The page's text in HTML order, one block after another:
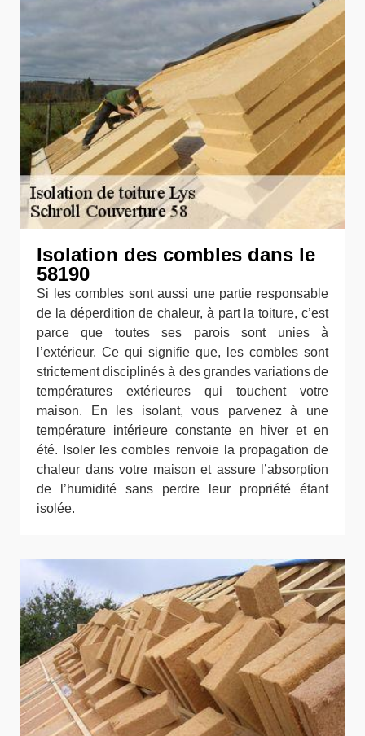
Isolation des combles dans le
58190
Si les combles sont aussi une partie responsable
de la déperdition de chaleur, à part la toiture, c’est
parce que toutes ses parois sont unies à
l’extérieur. Ce qui signifie que, les combles sont
strictement disciplinés à des grandes variations de
températures extérieures qui touchent votre
maison. En les isolant, vous parvenez à une
température intérieure constante en hiver et en
été. Isoler les combles renvoie la propagation de
chaleur dans votre maison et assure l’absorption
de l’humidité sans perdre leur propriété étant
isolée.